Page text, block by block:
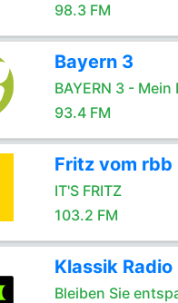
98.3 FM
Bayern 3
BAYERN 3 -
93.4 FM
Fritz vom rbb
IT'S FRITZ
103.2 FM
Klassik Radio
Bleiben Sie